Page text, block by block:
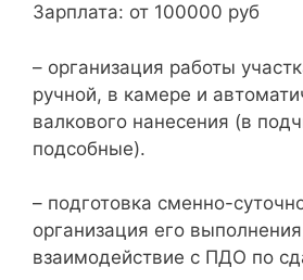
Зарплата: от 100000 руб
– организация работы
ручной, в камере и
валкового нанесения (в
подсобные).
– подготовка сменно-
организация его
взаимодействие с ПДО по